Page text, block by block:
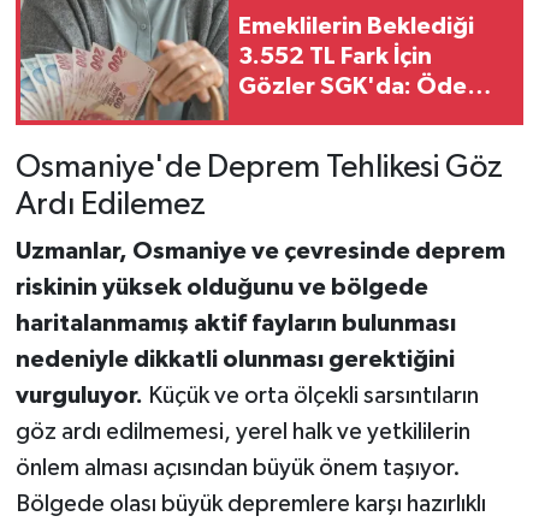
Emeklilerin Beklediği
3.552 TL Fark İçin
Gözler SGK'da: Ödeme
Osmaniye'de Deprem Tehlikesi Göz
Ardı Edilemez
Uzmanlar, Osmaniye ve çevresinde deprem
riskinin yüksek olduğunu ve bölgede
haritalanmamış aktif fayların bulunması
nedeniyle dikkatli olunması gerektiğini
vurguluyor. Küçük ve orta ölçekli sarsıntıların
göz ardı edilmemesi, yerel halk ve yetkililerin
önlem alması açısından büyük önem taşıyor.
Bölgede olası büyük depremlere karşı hazırlıklı